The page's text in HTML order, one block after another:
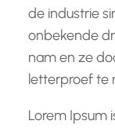
de industrie
onbekende
nam en ze
letterproef te
Lorem Ipsum